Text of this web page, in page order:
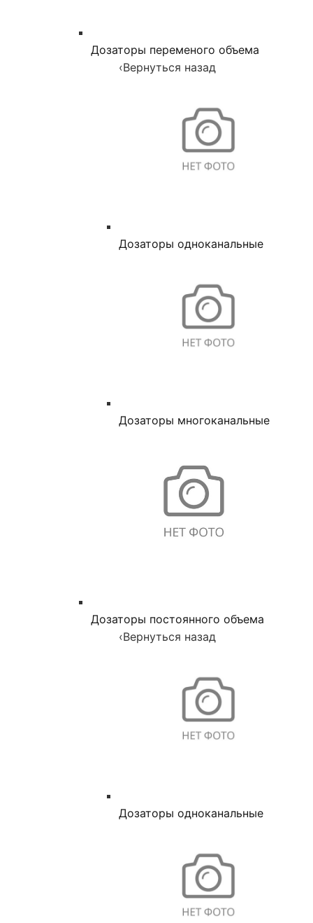
Дозаторы переменого объема
‹Вернуться назад
Дозаторы одноканальные
Дозаторы многоканальные
Дозаторы постоянного объема
‹Вернуться назад
Дозаторы одноканальные